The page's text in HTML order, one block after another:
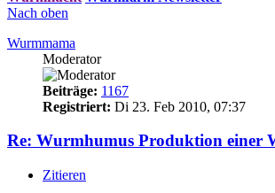
Nach oben
Wurmmama
Moderator
Beiträge: 1167
Registriert: Di 23. Feb 2010, 07:37
Re: Wurmhumus Produktion einer
Zitieren